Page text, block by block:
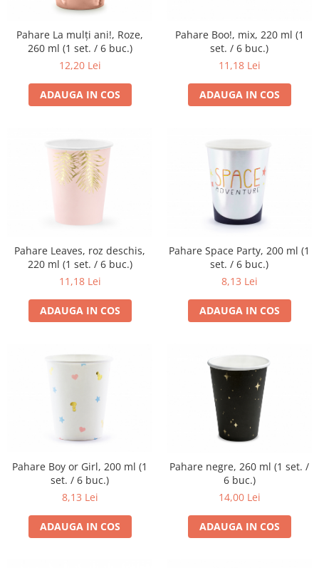
Pahare La mulți ani!, Roze,
260 ml (1 set. / 6 buc.)
12,20 Lei
ADAUGA IN COS
Pahare Boo!, mix, 220 ml (1
set. / 6 buc.)
11,18 Lei
ADAUGA IN COS
Pahare Leaves, roz deschis,
220 ml (1 set. / 6 buc.)
11,18 Lei
ADAUGA IN COS
Pahare Space Party, 200 ml (1
set. / 6 buc.)
8,13 Lei
ADAUGA IN COS
Pahare Boy or Girl, 200 ml (1
set. / 6 buc.)
8,13 Lei
ADAUGA IN COS
Pahare negre, 260 ml (1 set. /
6 buc.)
14,00 Lei
ADAUGA IN COS